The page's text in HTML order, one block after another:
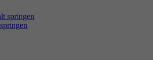
springen